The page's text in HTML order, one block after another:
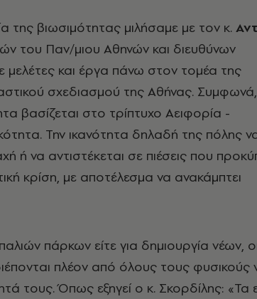
της βιωσιμότητας μιλήσαμε με τον κ.
του Παν/μιου Αθηνών και διευθύνων
και έργα πάνω στον τομέα της
σχεδιασμού της Αθήνας. Συμφωνά,
βασίζεται στο τρίπτυχο Αειφορία -
Την ικανότητα δηλαδή της πόλης
ή να αντιστέκεται σε πιέσεις που
κρίση, με αποτέλεσμα να ανακάμπτει
πάρκων είτε για δημιουργία νέων,
πλέον από όλους τους φυσικούς
τους. Όπως εξηγεί ο κ. Σκορδίλης: «Τα